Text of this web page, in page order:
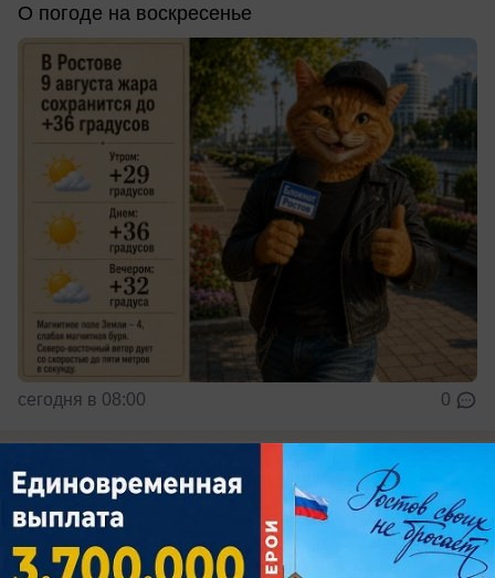
О погоде на воскресенье
сегодня в 08:00 0
Происшествия
Около 30 БПЛА уничтожено за ночь в
Ростовской области – есть последствия
В результате атаки произошел пожар